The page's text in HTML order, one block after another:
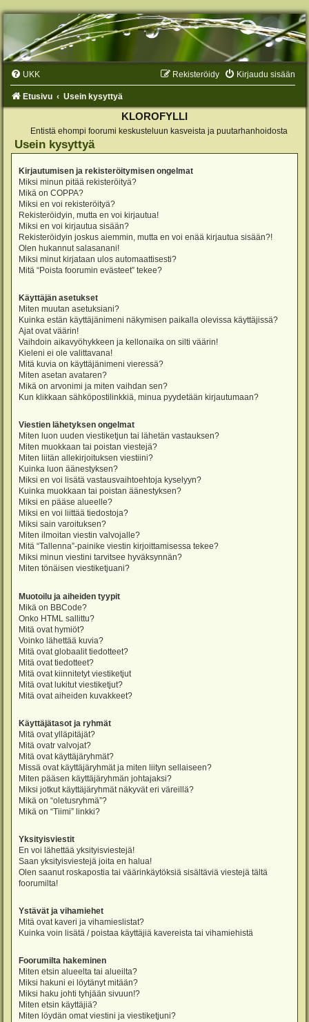
UKK Kirjaudu sisään
Rekisteröidy
Etusivu Usein kysyttyä
KLOROFYLLI
Entistä ehompi foorumi keskusteluun kasveista ja puutarhanhoidosta
Usein kysyttyä
Kirjautumisen ja rekisteröitymisen ongelmat
Miksi minun pitää rekisteröityä?
Mikä on COPPA?
Miksi en voi rekisteröityä?
Rekisteröidyin, mutta en voi kirjautua!
Miksi en voi kirjautua sisään?
Rekisteröidyin joskus aiemmin, mutta en voi enää kirjautua sisään?!
Olen hukannut salasanani!
Miksi minut kirjataan ulos automaattisesti?
Mitä “Poista foorumin evästeet” tekee?
Käyttäjän asetukset
Miten muutan asetuksiani?
Kuinka estän käyttäjänimeni näkymisen paikalla olevissa käyttäjissä?
Ajat ovat väärin!
Vaihdoin aikavyöhykkeen ja kellonaika on silti väärin!
Kieleni ei ole valittavana!
Mitä kuvia on käyttäjänimeni vieressä?
Miten asetan avataren?
Mikä on arvonimi ja miten vaihdan sen?
Kun klikkaan sähköpostilinkkiä, minua pyydetään kirjautumaan?
Viestien lähetyksen ongelmat
Miten luon uuden viestiketjun tai lähetän vastauksen?
Miten muokkaan tai poistan viestejä?
Miten liitän allekirjoituksen viestiini?
Kuinka luon äänestyksen?
Miksi en voi lisätä vastausvaihtoehtoja kyselyyn?
Kuinka muokkaan tai poistan äänestyksen?
Miksi en pääse alueelle?
Miksi en voi liittää tiedostoja?
Miksi sain varoituksen?
Miten ilmoitan viestin valvojalle?
Mitä “Tallenna”-painike viestin kirjoittamisessa tekee?
Miksi minun viestini tarvitsee hyväksynnän?
Miten tönäisen viestiketjuani?
Muotoilu ja aiheiden tyypit
Mikä on BBCode?
Onko HTML sallittu?
Mitä ovat hymiöt?
Voinko lähettää kuvia?
Mitä ovat globaalit tiedotteet?
Mitä ovat tiedotteet?
Mitä ovat kiinnitetyt viestiketjut
Mitä ovat lukitut viestiketjut?
Mitä ovat aiheiden kuvakkeet?
Käyttäjätasot ja ryhmät
Mitä ovat ylläpitäjät?
Mitä ovatr valvojat?
Mitä ovat käyttäjäryhmät?
Missä ovat käyttäjäryhmät ja miten liityn sellaiseen?
Miten pääsen käyttäjäryhmän johtajaksi?
Miksi jotkut käyttäjäryhmät näkyvät eri väreillä?
Mikä on “oletusryhmä”?
Mikä on “Tiimi” linkki?
Yksityisviestit
En voi lähettää yksityisviestejä!
Saan yksityisviestejä joita en halua!
Olen saanut roskapostia tai väärinkäytöksiä sisältäviä viestejä tältä
foorumilta!
Ystävät ja vihamiehet
Mitä ovat kaveri ja vihamieslistat?
Kuinka voin lisätä / poistaa käyttäjiä kavereista tai vihamiehistä
Foorumilta hakeminen
Miten etsin alueelta tai alueilta?
Miksi hakuni ei löytänyt mitään?
Miksi haku johti tyhjään sivuun!?
Miten etsin käyttäjiä?
Miten löydän omat viestini ja viestiketjuni?